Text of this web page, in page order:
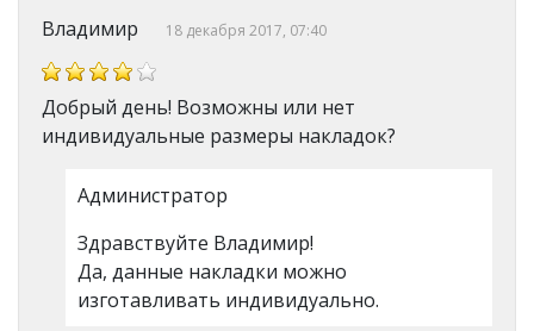
Владимир 18 декабря 2017, 07:40
Добрый день! Возможны или нет
индивидуальные размеры накладок?
Администратор
Здравствуйте Владимир!
Да, данные накладки можно
изготавливать индивидуально.